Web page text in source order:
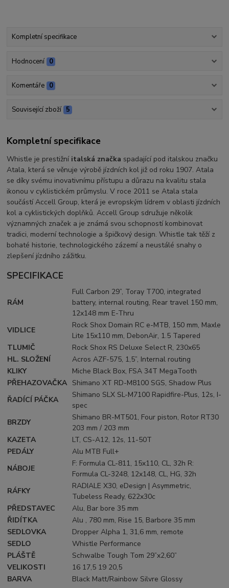
Kompletní specifikace
Hodnocení 0
Komentáře 0
Související zboží 5
Kompletní specifikace
Whistle je prestižní italská značka spadající pod italskou značku
Atala, která se věnuje výrobě jízdních kol již od roku 1907. Atala
se díky svému inovativnímu přístupu a důrazu na kvalitu stala
ikonou v cyklistickém průmyslu. V roce 2011 se Atala stala
součástí Accell Group, která je evropským lídrem v oblasti jízdních
kol a cyklistických doplňků. Accell Group sdružuje několik
významných značek a je známá svou schopností kombinovat
tradici, moderní technologie a špičkový design. Whistle tak těží z
bohaté historie, technologického zázemí a neustálé snahy o
zlepšení jízdního zážitku.
SPECIFIKACE
RÁM
Full Carbon 29”, Toray T700, integrated
battery, internal routing, Rear travel 150 mm,
12x148 mm E-Thru
VIDLICE
Rock Shox Domain RC e-MTB, 150 mm, Maxle
Lite 15x110 mm, DebonAir, 1.5 Tapered
TLUMIČ
Rock Shox RS Deluxe Select R, 230x65
HL. SLOŽENÍ
Acros AZF-575, 1,5”, Internal routing
KLIKY
Miche Black Box, FSA 34T MegaTooth
PŘEHAZOVAČKA Shimano XT RD-M8100 SGS, Shadow Plus
ŘADÍCÍ PÁČKA
Shimano SLX SL-M7100 Rapidfire-Plus, 12s, I-
spec
BRZDY
Shimano BR-MT501, Four piston, Rotor RT30
203 mm / 203 mm
KAZETA
LT, CS-A12, 12s, 11-50T
PEDÁLY
Alu MTB Full+
NÁBOJE
F: Formula CL-811, 15x110, CL, 32h R:
Formula CL-3248, 12x148, CL, HG, 32h
RÁFKY
RADIALE X30, eDesign | Asymmetric,
Tubeless Ready, 622x30c
PŘEDSTAVEC
Alu, Bar bore 35 mm
ŘIDÍTKA
Alu , 780 mm, Rise 15, Barbore 35 mm
SEDLOVKA
Dropper Alpha 1, 31,6 mm, remote
SEDLO
Whistle Performance
PLÁŠTĚ
Schwalbe Tough Tom 29”x2,60”
VELIKOSTI
16 17,5 19 20,5
BARVA
Black Matt/Rainbow Silvre Glossy